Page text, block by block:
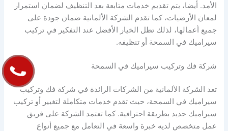
الأمد. أيضا، يتم تقديم خدمات متابعة بعد التنظيف لضمان استمرار
لمعان الأرضيات، كما تقدم الشركة الألمانية ضمان جودة على
جميع أعمالها، لذلك تظل الخيار الأفضل عند التفكير في تركيب
سيراميك في السمحة أو تنظيفه.
شركة فك وتركيب سيراميك في السمحة
تعد الشركة الألمانية من الشركات الرائدة في شركة فك وتركيب
سيراميك في السمحة، حيث تقدم خدمات متكاملة لتغيير أو تركيب
سيراميك جديد بطريقة احترافية. كما تعتمد الشركة على فريق
عمل متخصص لديه خبرة واسعة في التعامل مع جميع أنواع